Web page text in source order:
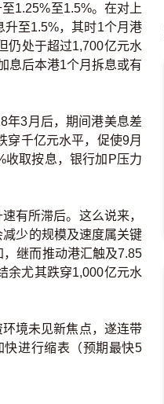
1.25%至1.5%。在对上
至1.5%，其时1个月港
仍处于超过1,700亿元水
息后本港1个月拆息或有
3月后，期间港美息差
穿千亿元水平，促使9月
收取按息，银行加P压力
有所滞后。这么说来，
少的规模及速度属关键
继而推动港汇触及7.85
余尤其跌穿1,000亿元水
境未见新焦点，遂连带
进行缩表（预期最快5